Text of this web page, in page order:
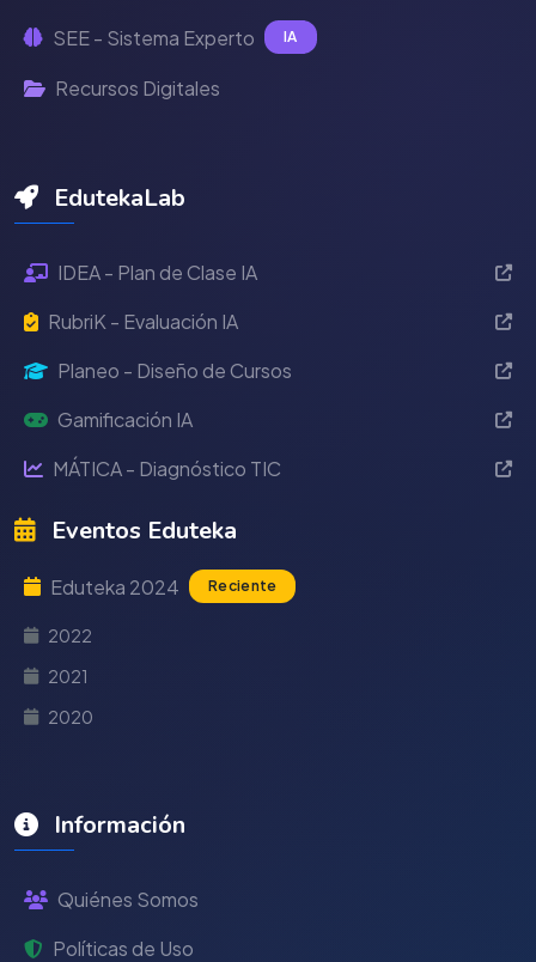
SEE - Sistema Experto IA
Recursos Digitales
EdutekaLab
IDEA - Plan de Clase IA
RubriK - Evaluación IA
Planeo - Diseño de Cursos
Gamificación IA
MÁTICA - Diagnóstico TIC
Eventos Eduteka
Eduteka 2024 Reciente
2022
2021
2020
Información
Quiénes Somos
Políticas de Uso